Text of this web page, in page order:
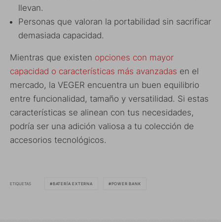
llevan.
Personas que valoran la portabilidad sin sacrificar
demasiada capacidad.
Mientras que existen opciones con mayor
capacidad o características más avanzadas en el
mercado, la VEGER encuentra un buen equilibrio
entre funcionalidad, tamaño y versatilidad. Si estas
características se alinean con tus necesidades,
podría ser una adición valiosa a tu colección de
accesorios tecnológicos.
ETIQUETAS BATERÍA EXTERNA POWER BANK